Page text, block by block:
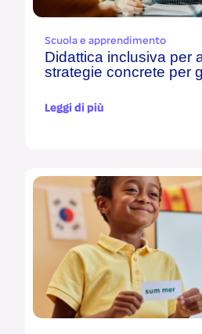
Scuola e apprendimento
Didattica inclusiva per
strategie concrete per
Leggi di più